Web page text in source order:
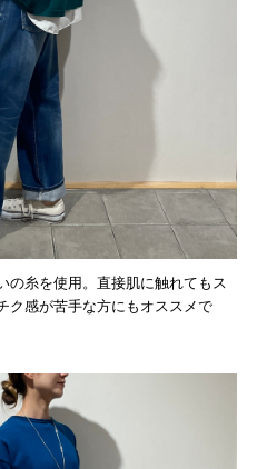
の糸を使用。直接肌に触れてもス
ク感が苦手な方にもオススメで